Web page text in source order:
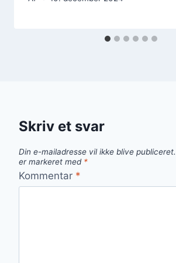
Skriv et svar
Din e-mailadresse vil ikke blive publiceret.
er markeret med *
Kommentar *